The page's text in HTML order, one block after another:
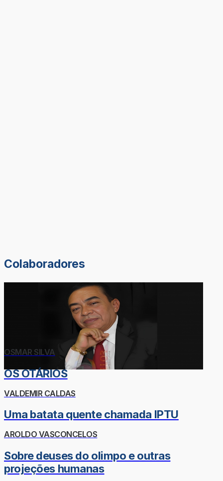
Colaboradores
OSMAR SILVA
OS OTÁRIOS
VALDEMIR CALDAS
Uma batata quente chamada IPTU
AROLDO VASCONCELOS
Sobre deuses do olimpo e outras
projeções humanas